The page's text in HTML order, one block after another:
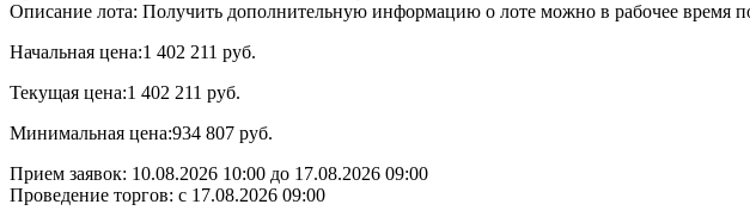
Описание лота: Получить дополнительную информацию о лоте можно в рабочее время
Начальная цена:1 402 211 руб.
Текущая цена:1 402 211 руб.
Минимальная цена:934 807 руб.
Прием заявок: 10.08.2026 10:00 до 17.08.2026 09:00
Проведение торгов: с 17.08.2026 09:00